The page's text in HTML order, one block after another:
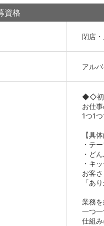
資格
閉店
アル
◆◇初
お仕
1つ1
【具
・テ
・ど
・キ
お客
「あ
業務を
一つ
仕組み